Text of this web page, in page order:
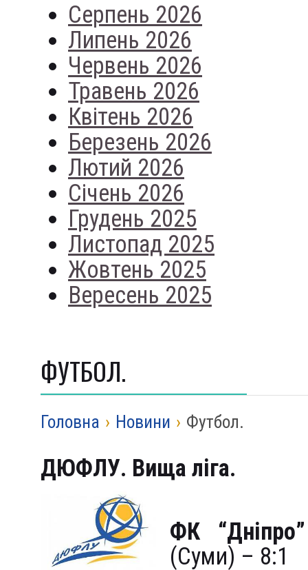
Серпень 2026
Липень 2026
Червень 2026
Травень 2026
Квітень 2026
Березень 2026
Лютий 2026
Січень 2026
Грудень 2025
Листопад 2025
Жовтень 2025
Вересень 2025
ФУТБОЛ.
Головна › Новини › Футбол.
ДЮФЛУ. Вища ліга.
ФК
(Суми) – 8:1